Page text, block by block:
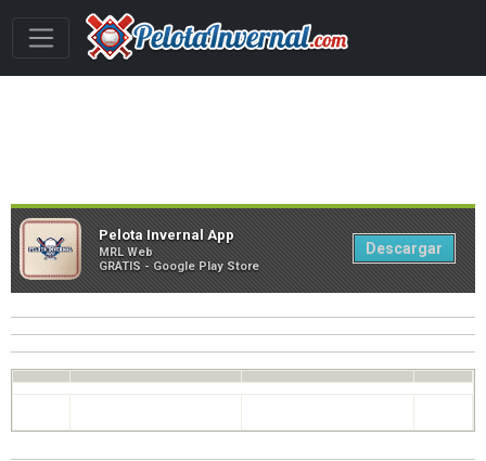
Pelota Invernal App
MRL Web
GRATIS -Google Play Store
Descargar